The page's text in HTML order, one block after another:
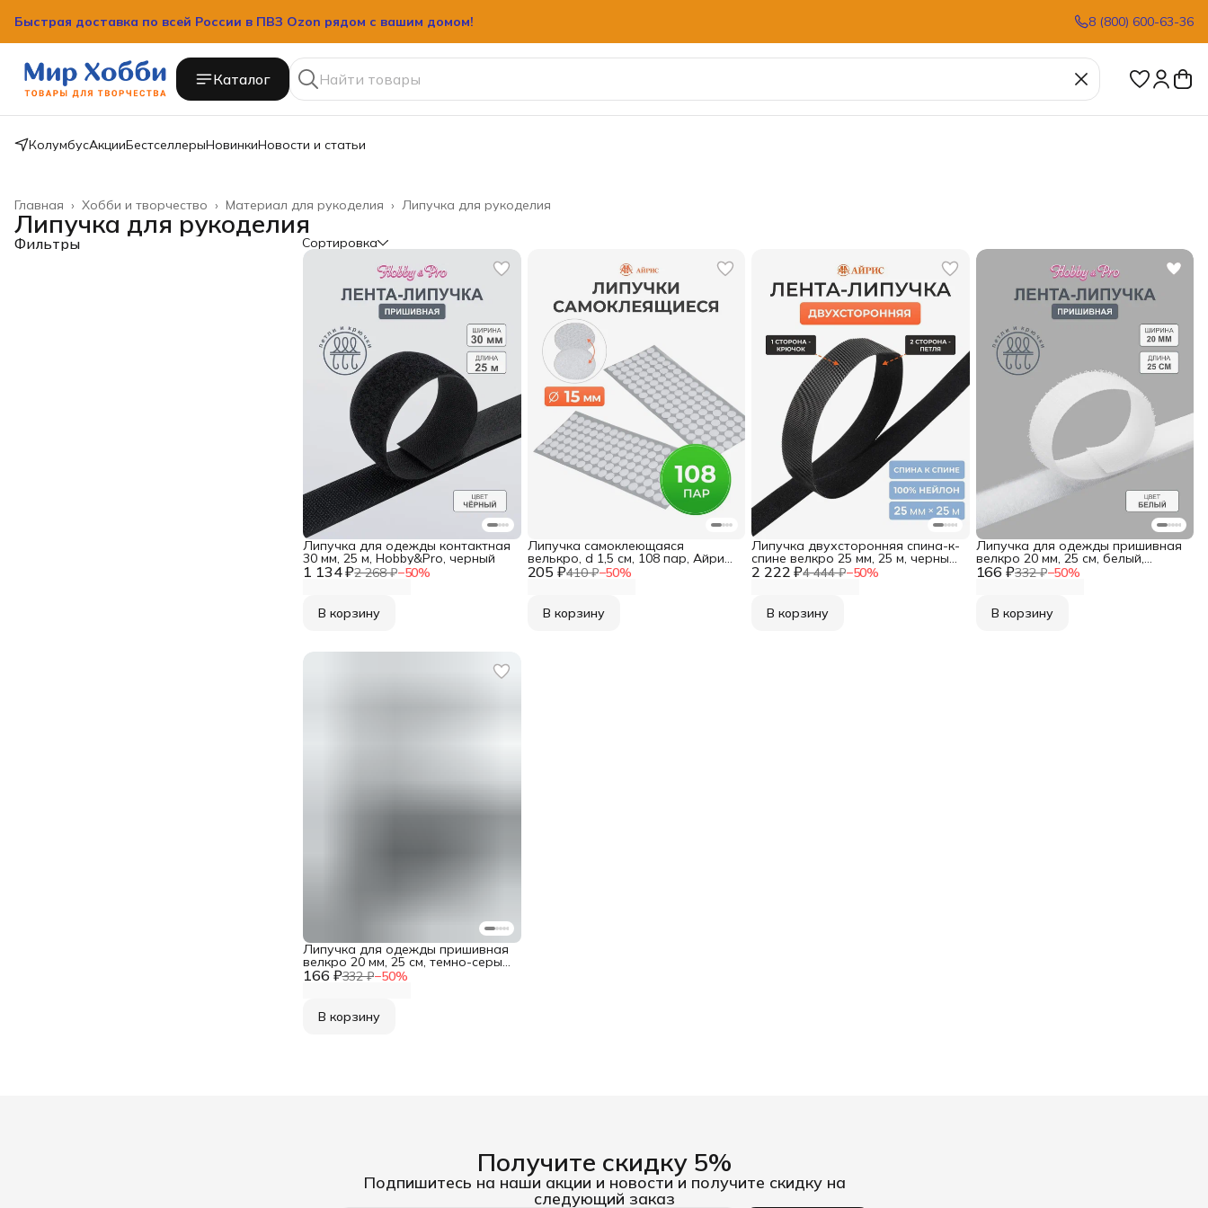
Быстрая доставка по всей России в ПВЗ Ozon рядом с вашим домом!
8 (800) 600-63-36
Каталог
КолумбусАкцииБестселлерыНовинкиНовости и статьи
Липучка для рукоделия
Материал для рукоделия ›
Хобби и творчество ›
Главная ›
Липучка для рукоделия
Фильтры Сортировка
1 134 ₽2 268 ₽−50%
Липучка для одежды контактная
30 мм, 25 м, Hobby&Pro, черный
В корзину
205 ₽410 ₽−50%
Липучка самоклеющаяся
велькро, d 1,5 см, 108 пар, Айрис,
белый
В корзину
2 222 ₽4 444 ₽−50%
Липучка двухсторонняя спина-к-
спине велкро 25 мм, 25 м, черный,
Айрис
В корзину
166 ₽332 ₽−50%
Липучка для одежды пришивная
велкро 20 мм, 25 см, белый,
Hobby&Pro
В корзину
166 ₽332 ₽−50%
Липучка для одежды пришивная
велкро 20 мм, 25 см, темно-серый,
Hobby&Pro
В корзину
Получите скидку 5%
Подпишитесь на наши акции и новости и получите скидку на
следующий заказ